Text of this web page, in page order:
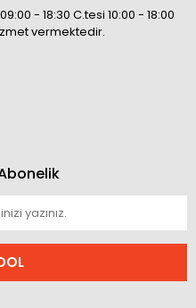
- 18:30 C.tesi 10:00 - 18:00
vermektedir.